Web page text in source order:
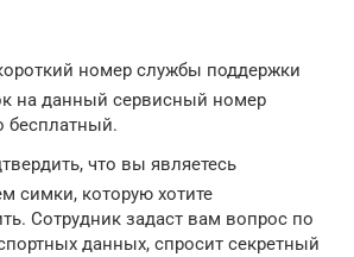
номер службы поддержки
на данный сервисный номер
бесплатный.
что вы являетесь
симки, которую хотите
Сотрудник задаст вам вопрос по
данных, спросит секретный